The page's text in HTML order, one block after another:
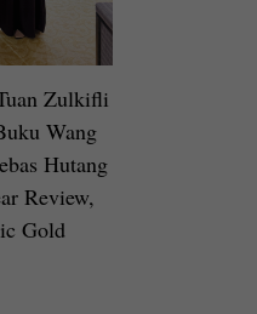
Zulkifli
Wang
Hutang
Review,
Gold